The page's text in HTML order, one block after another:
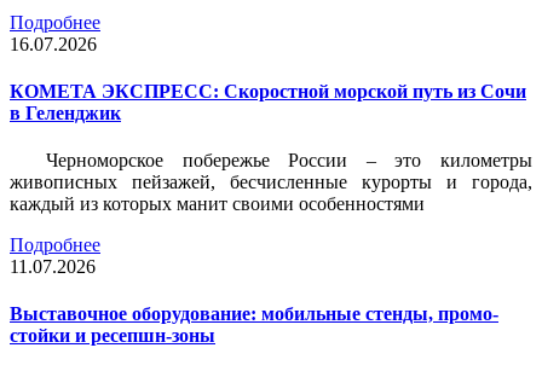
Подробнее
16.07.2026
КОМЕТА ЭКСПРЕСС: Скоростной морской путь из Сочи
в Геленджик
Черноморское побережье России – это километры
живописных пейзажей, бесчисленные курорты и города,
каждый из которых манит своими особенностями
Подробнее
11.07.2026
Выставочное оборудование: мобильные стенды, промо-
стойки и ресепшн-зоны